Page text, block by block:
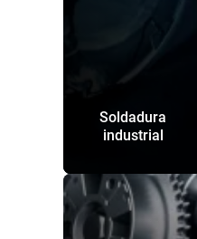
Soldadura
industrial